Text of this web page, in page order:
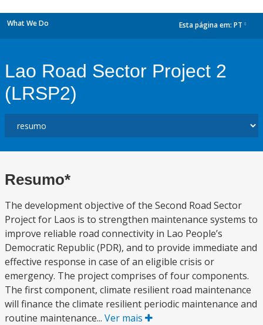
What We Do Esta página em: PT
Lao Road Sector Project 2
(LRSP2)
Resumo*
The development objective of the Second Road Sector
Project for Laos is to strengthen maintenance systems to
improve reliable road connectivity in Lao People’s
Democratic Republic (PDR), and to provide immediate and
effective response in case of an eligible crisis or
emergency. The project comprises of four components.
The first component, climate resilient road maintenance
will finance the climate resilient periodic maintenance and
routine maintenance... Ver mais